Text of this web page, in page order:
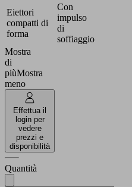
Eiettori
compatti di
forma
Con
impulso
di
soffiaggio
Mostra
di
piùMostra
meno
Effettua il
login per
vedere
prezzi e
disponibilità
Quantità